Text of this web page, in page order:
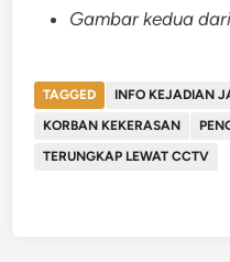
Gambar kedua
TAGGED INFO KEJADIAN
KORBAN KEKERASAN
TERUNGKAP LEWAT CCTV